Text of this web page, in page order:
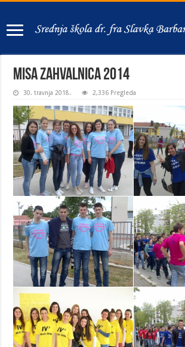
Misa zahvalnica 2014
30. travnja 2018. 2,336 Pregleda